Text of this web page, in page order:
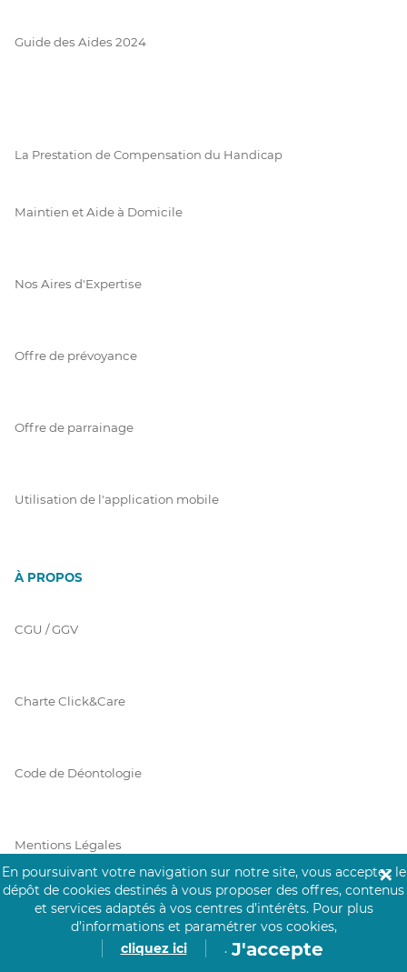
Guide des Aides 2024
La Prestation de Compensation du Handicap
Maintien et Aide à Domicile
Nos Aires d'Expertise
Offre de prévoyance
Offre de parrainage
Utilisation de l'application mobile
À PROPOS
CGU / GGV
Charte Click&Care
Code de Déontologie
Mentions Légales
Prérequis Click&Care
En poursuivant votre navigation sur notre site, vous acceptez le
dépôt de cookies destinés à vous proposer des offres, contenus
et services adaptés à vos centres d’intérêts. Pour plus
d’informations et paramétrer vos cookies,
cliquez ici
. J'accepte
✕